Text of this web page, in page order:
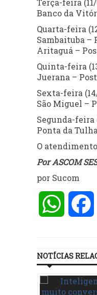
Terça-feira
Banco da
Quarta-feira
Sambaituba –
Aritaguá –
Quinta-feira
Juerana –
Sexta-feira
São Miguel –
Segunda-feira
Ponta da
O
Por ASCOM
por Sucom
NOTÍCIAS